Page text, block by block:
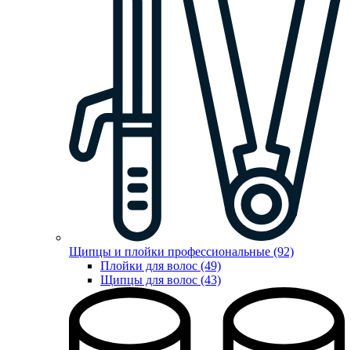
Щипцы и плойки профессиональные (92)
Плойки для волос (49)
Щипцы для волос (43)